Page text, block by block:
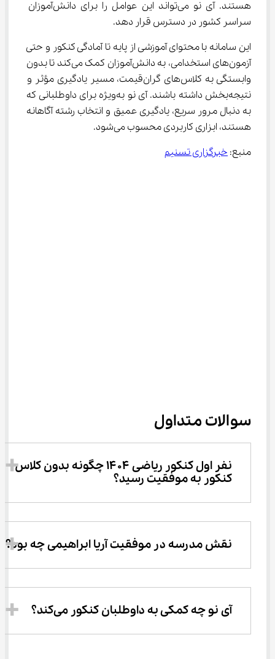
هستند. آی نو می‌تواند این عوامل را برای دانش‌آموزان
سراسر کشور در دسترس قرار دهد.
این سامانه با محتوای آموزشی از پایه تا آمادگی کنکور و حتی
آزمون‌های استخدامی، به دانش‌آموزان کمک می‌کند تا بدون
وابستگی به کلاس‌های گران‌قیمت، مسیر یادگیری مؤثر و
نتیجه‌بخش داشته باشند. آی نو به‌ویژه برای داوطلبانی که
به دنبال مرور سریع، یادگیری عمیق و انتخاب رشته آگاهانه
هستند، ابزاری کاربردی محسوب می‌شود.
منبع: خبرگزاری تسنیم
سوالات متداول
نفر اول کنکور ریاضی ۱۴۰۴ چگونه بدون کلاس
کنکور به موفقیت رسید؟
نقش مدرسه در موفقیت آریا ابراهیمی چه بود؟
آی نو چه کمکی به داوطلبان کنکور می‌کند؟